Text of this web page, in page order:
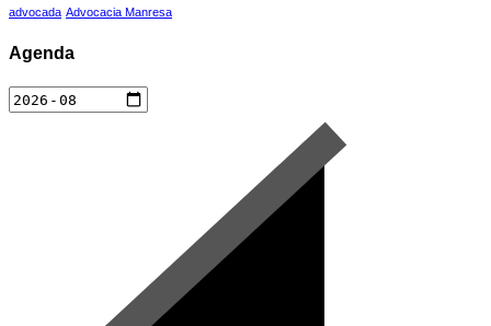
advocada Advocacia Manresa
Agenda